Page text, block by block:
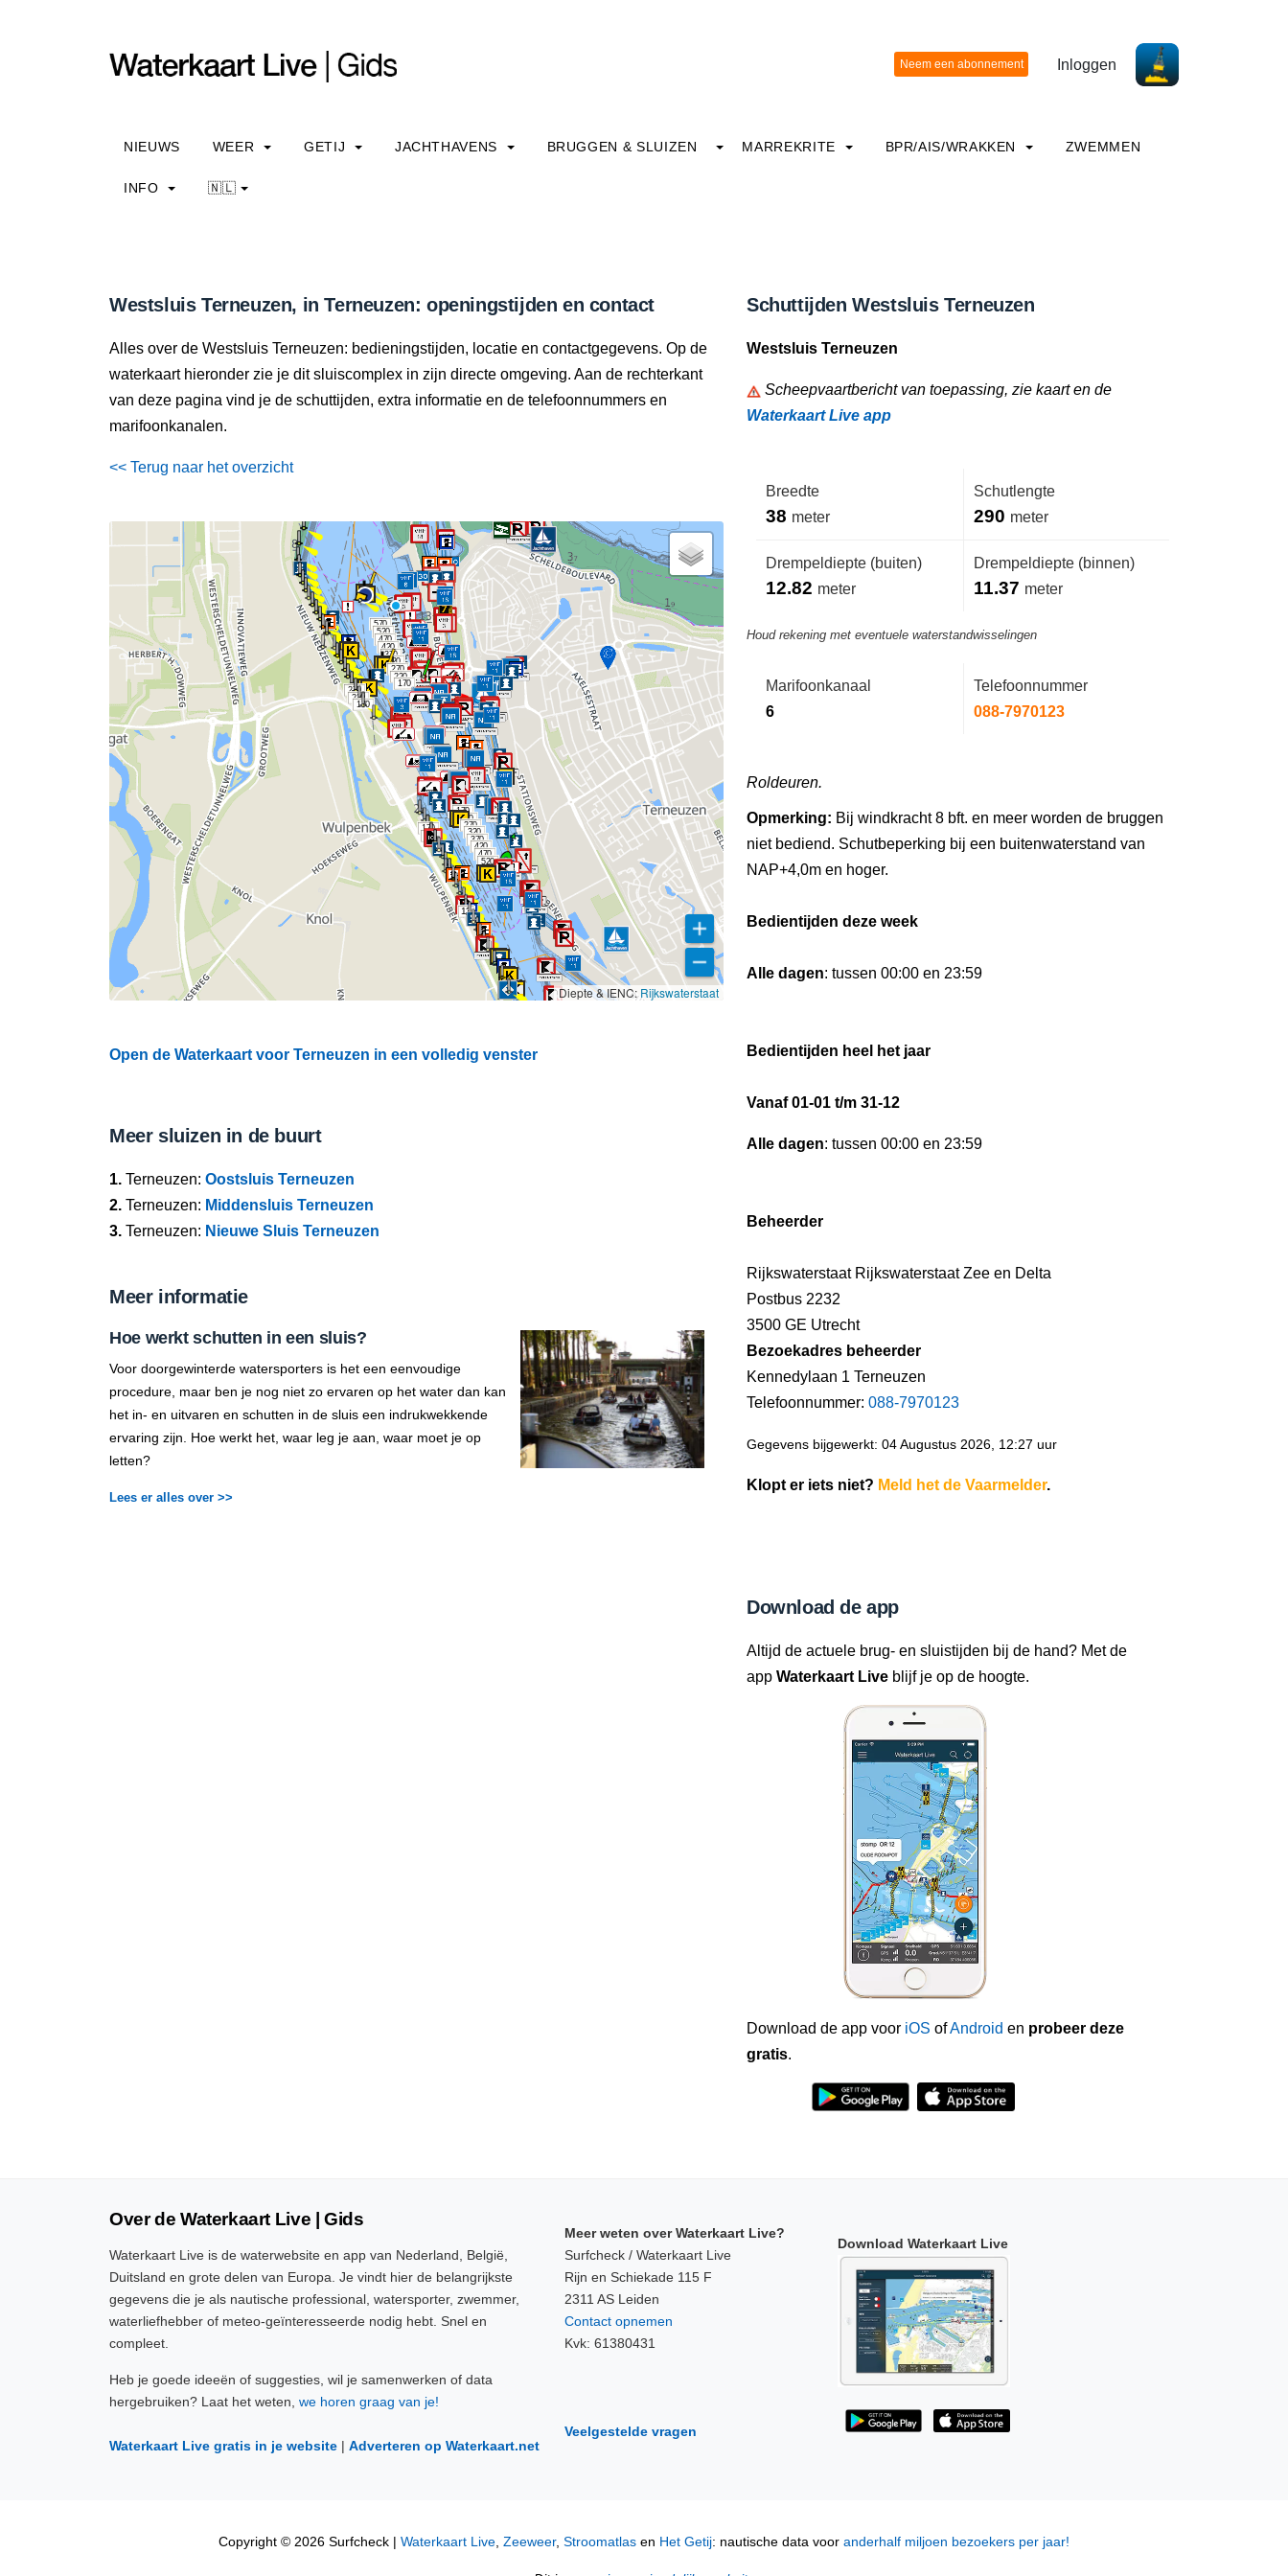
Inloggen
NIEUWS WEER GETIJ JACHTHAVENS BRUGGEN & SLUIZEN MARREKRITE BPR/AIS/WRAKKEN ZWEMMEN
INFO 🇳🇱
Westsluis Terneuzen, in Terneuzen: openingstijden en contact
Alles over de Westsluis Terneuzen: bedieningstijden, locatie en contactgegevens. Op de
waterkaart hieronder zie je dit sluiscomplex in zijn directe omgeving. Aan de rechterkant
van deze pagina vind je de schuttijden, extra informatie en de telefoonnummers en
marifoonkanalen.
<< Terug naar het overzicht
270
220
170
570
520
470
420
370
320
270
220
170
170
220
170
13
220
270
320
370
420
470
520
Diepte & IENC:Rijkswaterstaat
Open de Waterkaart voor Terneuzen in een volledig venster
Meer sluizen in de buurt
1. Terneuzen: Oostsluis Terneuzen
2. Terneuzen: Middensluis Terneuzen
3. Terneuzen: Nieuwe Sluis Terneuzen
Meer informatie
Hoe werkt schutten in een sluis?
Voor doorgewinterde watersporters is het een eenvoudige
procedure, maar ben je nog niet zo ervaren op het water dan kan
het in- en uitvaren en schutten in de sluis een indrukwekkende
ervaring zijn. Hoe werkt het, waar leg je aan, waar moet je op
letten?
Lees er alles over >>
Schuttijden Westsluis Terneuzen
Westsluis Terneuzen
Scheepvaartbericht van toepassing, zie kaart en de
Waterkaart Live app
Breedte
38 meter
Schutlengte
290 meter
Drempeldiepte (buiten)
12.82 meter
Drempeldiepte (binnen)
11.37 meter
Houd rekening met eventuele waterstandwisselingen
Marifoonkanaal
6
Telefoonnummer
088-7970123
Roldeuren.
Opmerking: Bij windkracht 8 bft. en meer worden de bruggen
niet bediend. Schutbeperking bij een buitenwaterstand van
NAP+4,0m en hoger.
Bedientijden deze week
Alle dagen: tussen 00:00 en 23:59
Bedientijden heel het jaar
Vanaf 01-01 t/m 31-12
Alle dagen: tussen 00:00 en 23:59
Beheerder
Rijkswaterstaat Rijkswaterstaat Zee en Delta
Postbus 2232
3500 GE Utrecht
Bezoekadres beheerder
Kennedylaan 1 Terneuzen
Telefoonnummer: 088-7970123
Gegevens bijgewerkt: 04 Augustus 2026, 12:27 uur
Klopt er iets niet? Meld het de Vaarmelder.
Download de app
Altijd de actuele brug- en sluistijden bij de hand? Met de
app Waterkaart Live blijf je op de hoogte.
Download de app voor iOS ofAndroid en probeer deze
gratis.
Over de Waterkaart Live | Gids
Waterkaart Live is de waterwebsite en app van Nederland, België,
Duitsland en grote delen van Europa. Je vindt hier de belangrijkste
gegevens die je als nautische professional, watersporter, zwemmer,
waterliefhebber of meteo-geïnteresseerde nodig hebt. Snel en
compleet.
Heb je goede ideeën of suggesties, wil je samenwerken of data
hergebruiken? Laat het weten, we horen graag van je!
Waterkaart Live gratis in je website | Adverteren op Waterkaart.net
Meer weten over Waterkaart Live?
Surfcheck / Waterkaart Live
Rijn en Schiekade 115 F
2311 AS Leiden
Contact opnemen
Kvk: 61380431
Veelgestelde vragen
Download Waterkaart Live
Copyright © 2026 Surfcheck | Waterkaart Live, Zeeweer, Stroomatlas en Het Getij: nautische data voor anderhalf miljoen bezoekers per jaar!